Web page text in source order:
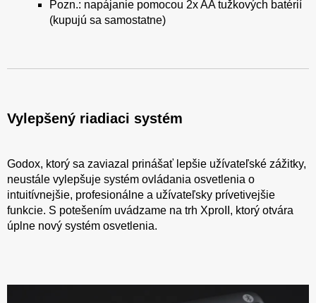
Pozn.: napájanie pomocou 2x AA tužkových batérií
(kupujú sa samostatne)
Vylepšený riadiaci systém
Godox, ktorý sa zaviazal prinášať lepšie užívateľské zážitky,
neustále vylepšuje systém ovládania osvetlenia o
intuitívnejšie, profesionálne a užívateľsky prívetivejšie
funkcie. S potešením uvádzame na trh XproII, ktorý otvára
úplne nový systém osvetlenia.